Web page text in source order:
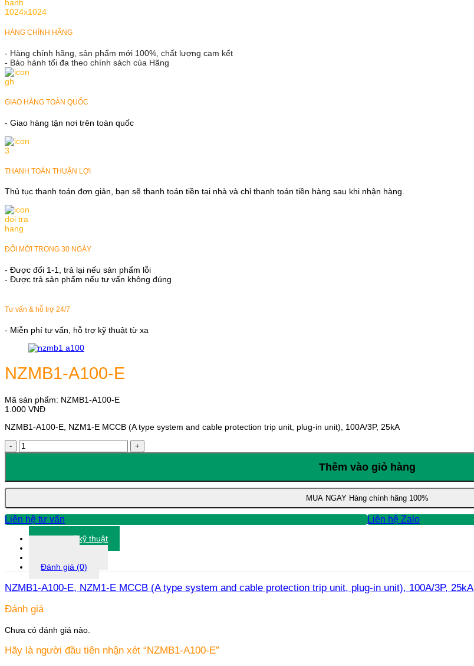
HÀNG CHÍNH HÃNG
- Hàng chính hãng, sản phẩm mới 100%, chất lượng cam kết
- Bảo hành tối đa theo chính sách của Hãng
GIAO HÀNG TOÀN QUỐC
- Giao hàng tận nơi trên toàn quốc
THANH TOÁN THUẬN LỢI
Thủ tục thanh toán đơn giản, bạn sẽ thanh toán tiền tại nhà và chỉ thanh toán tiền hàng sau khi nhận hàng.
ĐỔI MỚI TRONG 30 NGÀY
- Được đổi 1-1, trả lại nếu sản phẩm lỗi
- Được trả sản phẩm nếu tư vấn không đúng
Tư vấn & hỗ trợ 24/7
- Miễn phí tư vấn, hỗ trợ kỹ thuật từ xa
NZMB1-A100-E
Mã sản phẩm: NZMB1-A100-E
1.000 VNĐ
NZMB1-A100-E, NZM1-E MCCB (A type system and cable protection trip unit, plug-in unit), 100A/3P, 25kA
NZMB1-
A100-
lượng
Thêm vào giỏ hàng
MUA NGAY Hàng chính hãng 100%
Liên hệ tư vấn Liên hệ Zalo
Thông số kỹ thuật
Đánh giá (0)
NZMB1-A100-E, NZM1-E MCCB (A type system and cable protection trip unit, plug-in unit), 100A/3P, 25kA
Đánh giá
Chưa có đánh giá nào.
Hãy là người đầu tiên nhận xét “NZMB1-A100-E”